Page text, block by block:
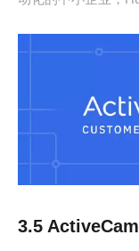
3.5